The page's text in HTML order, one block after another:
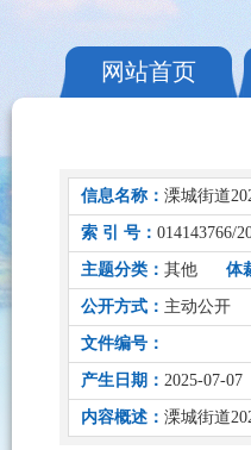
网站首页
信息名称： 溧城街道
索 引 号： 014143766/
主题分类： 其他 体
公开方式： 主动公开
文件编号：
产生日期： 2025-07-07
内容概述： 溧城街道